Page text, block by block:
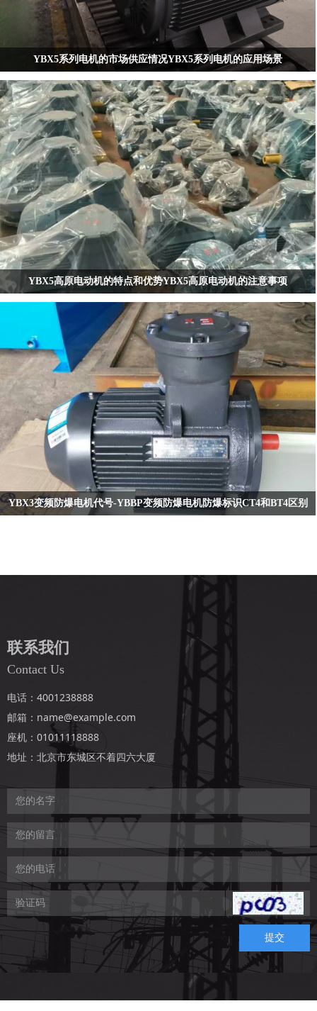
YBX5系列电机的市场供应情况YBX5系列电机的应用场景
YBX5系列电机的定义和特点
YBX5系列电机是由我公司自主研发推出的全封闭、自扇冷、鼠笼式超超高效率隔
爆型三相异步电动机。这一系列的电机不仅效率高，而且具有优良的性能和安全
性，振动和噪声都比同类产品低，符合环保要求，处于国内领先、国际先进水平
3。
主要特点
高效率：效率指标达到GB18613-2020《中小型三相异步电动机能效限定值及能效
等级》中的最高能效等级1级3。
安全可靠：具有优良的防爆性能，符合GB3836.2《爆炸性环境第2部分:由隔爆外
壳d保护的设备》3。
环保：符合环保要求，适用于多种工业环境。
YBX5系列电机的应用场景
YBX5系列电机因其出色的性能，被广泛应用于多个行业，包括但不限于石油化
工、煤矿、矿山、港口、电厂和机械工业等。这些电机主要用于驱动各种通用机
械，如风机、压缩机、结水泵、破碎机、卷扬机、离心机、切削机床和运输机械
等，是理想的动力设备3。
具体应用实例
YBX5高原电动机的特点和优势YBX5高原电动机的注意事项
YBX5高原电动机是一种专为高海拔地区设计的特殊电机，能够在极端环境下稳定
运行。这类电机的设计考虑到了高海拔地区的低气压和低温特点，确保其在这些
条件下仍能保持良好的性能和安全性。
应用范围
YBX5高原电动机广泛应用于多个工业领域，包括但不限于：
电站：提供稳定的电力输出。
冶金：支持矿石加工和其他冶金过程。
煤矿：在采矿作业中发挥重要作用。
机械：驱动各种机械设备。
石油和化工：在石油开采和化学品生产中不可或缺。
船舶和交通：为船舶推进和交通运输提供动力。
YBX3变频防爆电机代号-YBBP变频防爆电机防爆标识CT4和BT4区别
步”异步电动机； B-代表“防爆”，YB代表隔爆异步电动机； A-代表增安型防爆，
YA代表增安型异步电动机，YA、YB属于“防爆”型电
提交
联系我们
Contact Us
电话：4001238888
邮箱：name@example.com
座机：01011118888
地址：北京市东城区不着四六大厦